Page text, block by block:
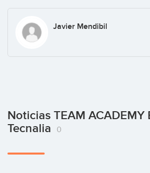
Javier Mendibil
Noticias TEAM ACADEMY
Tecnalia
0